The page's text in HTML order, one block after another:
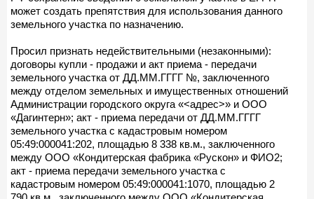
может создать препятствия для использования данного
земельного участка по назначению.
Просил признать недействительными (незаконными):
договоры купли - продажи и акт приема - передачи
земельного участка от ДД.ММ.ГГГГ №, заключенного
между отделом земельных и имущественных отношений
Администрации городского округа «<адрес>» и ООО
«Дагинтерн»; акт - приема передачи от ДД.ММ.ГГГГ
земельного участка с кадастровым номером
05:49:000041:202, площадью 8 338 кв.м., заключенного
между ООО «Кондитерская фабрика «Рускон» и ФИО2;
акт - приема передачи земельного участка с
кадастровым номером 05:49:000041:1070, площадью 2